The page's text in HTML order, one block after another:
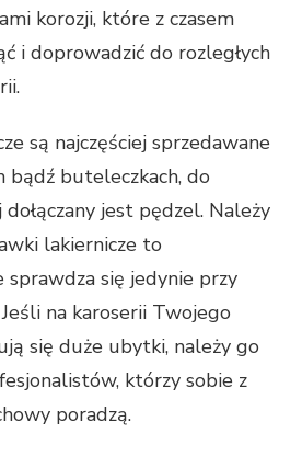
korozji, które z czasem
i doprowadzić do rozległych
są najczęściej sprzedawane
bądź buteleczkach, do
jest pędzel. Należy
lakiernicze to
sprawdza się jedynie przy
na karoserii Twojego
się duże ubytki, należy go
którzy sobie z
poradzą.